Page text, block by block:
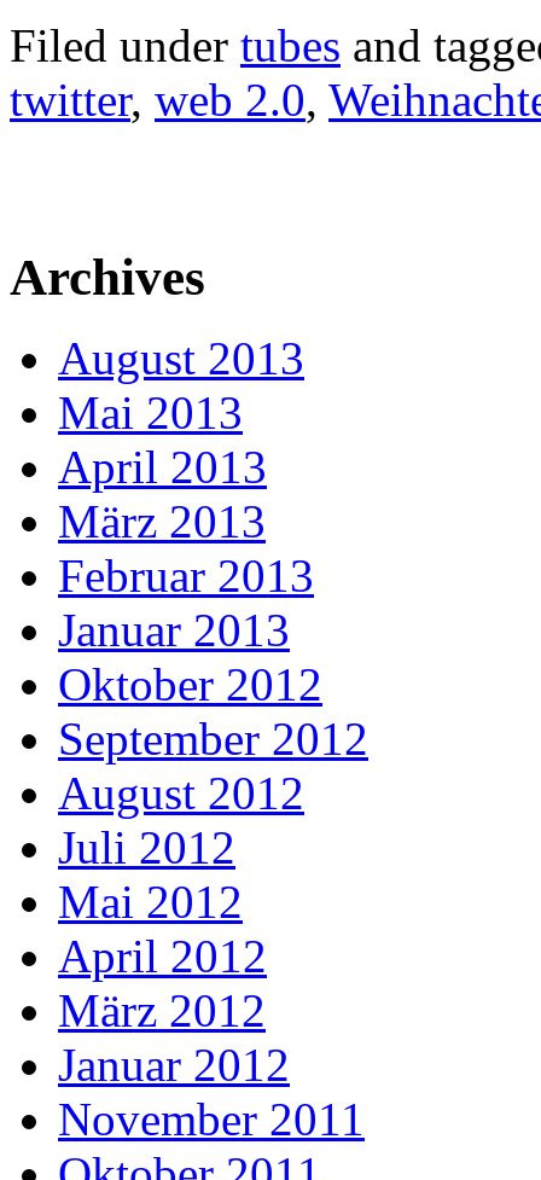
Filed under tubes and
twitter, web 2.0,
Archives
August 2013
Mai 2013
April 2013
März 2013
Februar 2013
Januar 2013
Oktober 2012
September 2012
August 2012
Juli 2012
Mai 2012
April 2012
März 2012
Januar 2012
November 2011